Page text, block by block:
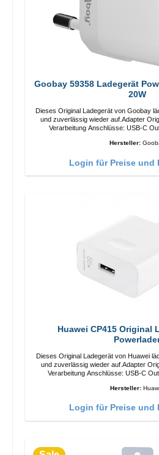
Goobay 59358 Ladegerät
20W
Dieses Original Ladegerät von Goobay
und zuverlässig wieder auf.Adapter Original
Hersteller:
Login für Preise und
Huawei CP415 Original
Dieses Original Ladegerät von Huawei
und zuverlässig wieder auf.Adapter Original
Hersteller:
Login für Preise und